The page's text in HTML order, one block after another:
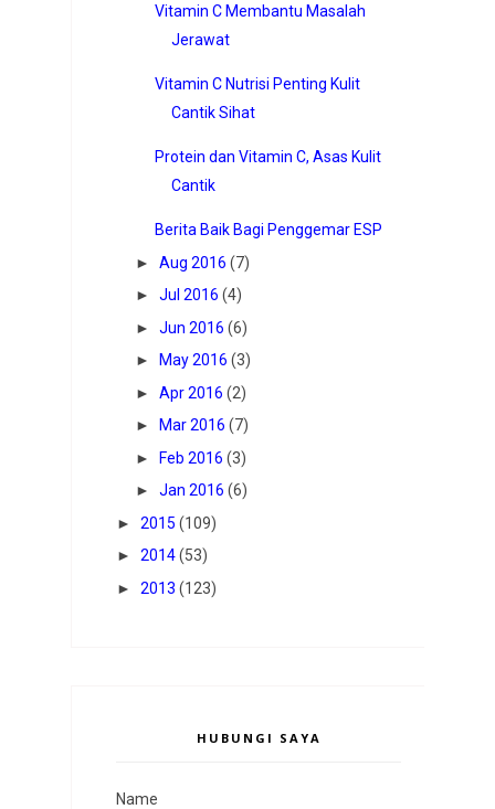
Vitamin C Membantu Masalah
Jerawat
Vitamin C Nutrisi Penting Kulit
Cantik Sihat
Protein dan Vitamin C, Asas Kulit
Cantik
Berita Baik Bagi Penggemar ESP
► Aug 2016 (7)
► Jul 2016 (4)
► Jun 2016 (6)
►
May 2016 (3)
► Apr 2016 (2)
►
Mar 2016 (7)
►
Feb 2016 (3)
► Jan 2016 (6)
► 2015 (109)
► 2014(53)
► 2013 (123)
HUBUNGI SAYA
Name